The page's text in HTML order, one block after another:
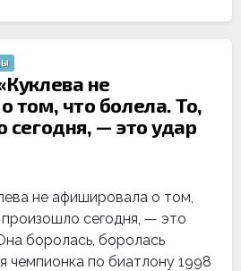
не
том, что болела. То,
сегодня, — это удар
не афишировала о том,
сегодня, — это
боролась, боролась
чемпионка по биатлону 1998